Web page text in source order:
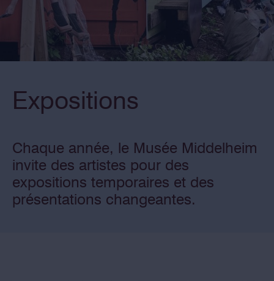
Expositions
Chaque année, le Musée Middelheim
invite des artistes pour des
expositions temporaires et des
présentations changeantes.